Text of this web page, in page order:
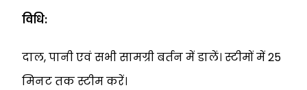
विधि:
दाल, पानी एवं सभी सामग्री बर्तन में डालें। स्टीमों में 25
मिनट तक स्टीम करें।